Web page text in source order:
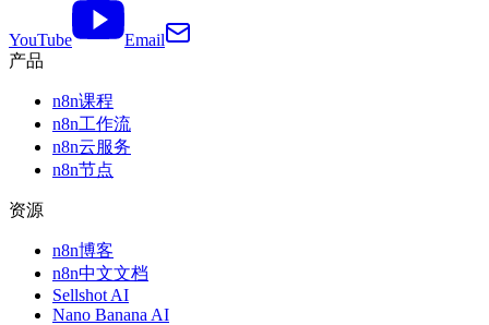
YouTube
Email
产品
n8n课程
n8n工作流
n8n云服务
n8n节点
资源
n8n博客
n8n中文文档
Sellshot AI
Nano Banana AI